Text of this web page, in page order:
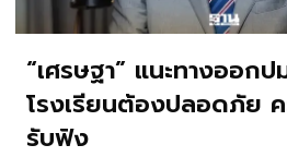
“เศรษฐา” แนะทางออก
โรงเรียนต้องปลอดภัย
รับฟัง